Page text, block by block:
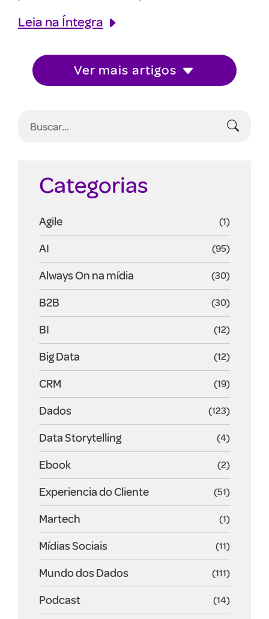
Leia na Íntegra
Ver mais artigos
Categorias
Agile (1)
AI (95)
Always On na mídia (30)
B2B (30)
BI (12)
Big Data (12)
CRM (19)
Dados (123)
Data Storytelling (4)
Ebook (2)
Experiencia do Cliente (51)
Martech (1)
Mídias Sociais (11)
Mundo dos Dados (111)
Podcast (14)